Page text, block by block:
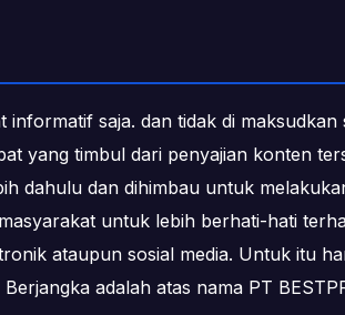
saja. dan tidak di
yang timbul dari penyajian konten
dahulu dan dihimbau untuk
untuk lebih berhati-hati
ataupun sosial media. Untuk itu
adalah atas nama PT